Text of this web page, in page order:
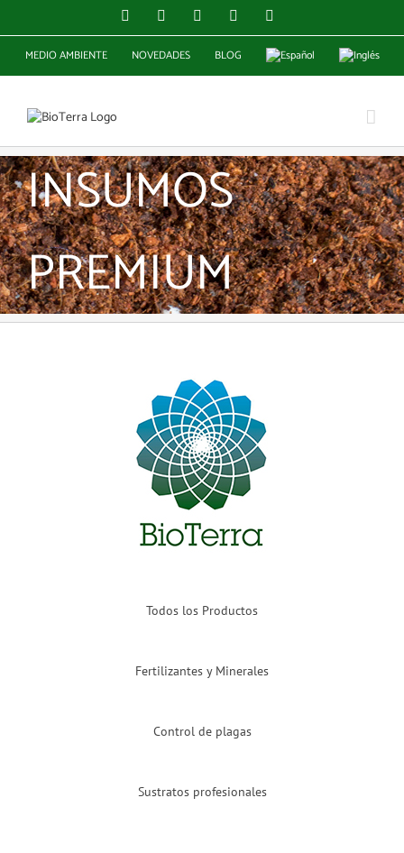
content
FacebookInstagramYouTube
MEDIO AMBIENTE NOVEDADES BLOG
INSUMOS
PREMIUM
Todos los Productos
Fertilizantes y Minerales
Control de plagas
Sustratos profesionales